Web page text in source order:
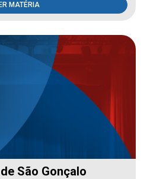
MATÉRIA
São Gonçalo